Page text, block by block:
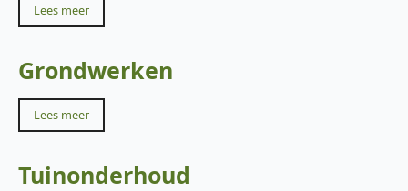
Lees meer
Grondwerken
Lees meer
Tuinonderhoud